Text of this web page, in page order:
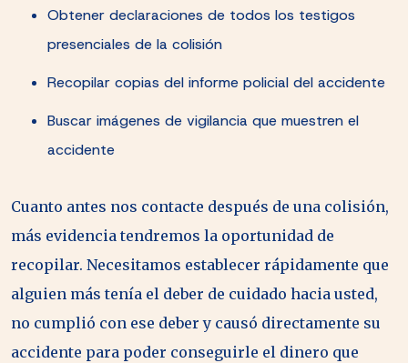
Obtener declaraciones de todos los testigos
presenciales de la colisión
Recopilar copias del informe policial del accidente
Buscar imágenes de vigilancia que muestren el
accidente
Cuanto antes nos contacte después de una colisión,
más evidencia tendremos la oportunidad de
recopilar. Necesitamos establecer rápidamente que
alguien más tenía el deber de cuidado hacia usted,
no cumplió con ese deber y causó directamente su
accidente para poder conseguirle el dinero que